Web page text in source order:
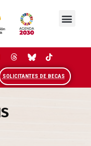
SOLICITANTES DE BECAS